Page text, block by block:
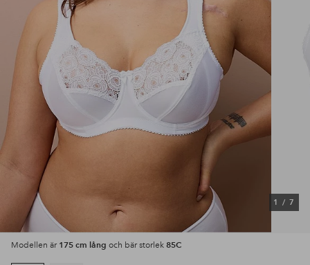
1 / 7
Modellen är 175 cm lång och bär storlek 85C